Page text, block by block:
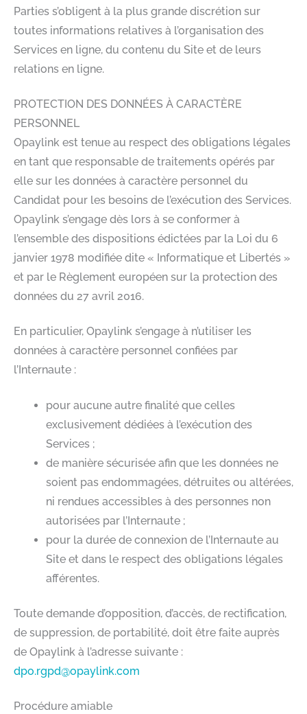
Parties s’obligent à la plus grande discrétion sur
toutes informations relatives à l’organisation des
Services en ligne, du contenu du Site et de leurs
relations en ligne.
PROTECTION DES DONNÉES À CARACTÈRE
PERSONNEL
Opaylink est tenue au respect des obligations légales
en tant que responsable de traitements opérés par
elle sur les données à caractère personnel du
Candidat pour les besoins de l’exécution des Services.
Opaylink s’engage dès lors à se conformer à
l’ensemble des dispositions édictées par la Loi du 6
janvier 1978 modifiée dite « Informatique et Libertés »
et par le Règlement européen sur la protection des
données du 27 avril 2016.
En particulier, Opaylink s’engage à n’utiliser les
données à caractère personnel confiées par
l’Internaute :
pour aucune autre finalité que celles
exclusivement dédiées à l’exécution des
Services ;
de manière sécurisée afin que les données ne
soient pas endommagées, détruites ou altérées,
ni rendues accessibles à des personnes non
autorisées par l’Internaute ;
pour la durée de connexion de l’Internaute au
Site et dans le respect des obligations légales
afférentes.
Toute demande d’opposition, d’accès, de rectification,
de suppression, de portabilité, doit être faite auprès
de Opaylink à l’adresse suivante :
dpo.rgpd@opaylink.com
Procédure amiable